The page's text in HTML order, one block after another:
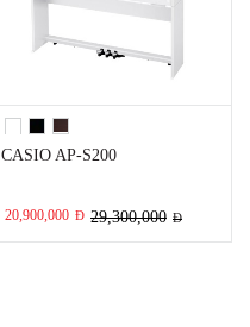
CASIO AP-S200
20,900,000 Đ 29,300,000 Đ